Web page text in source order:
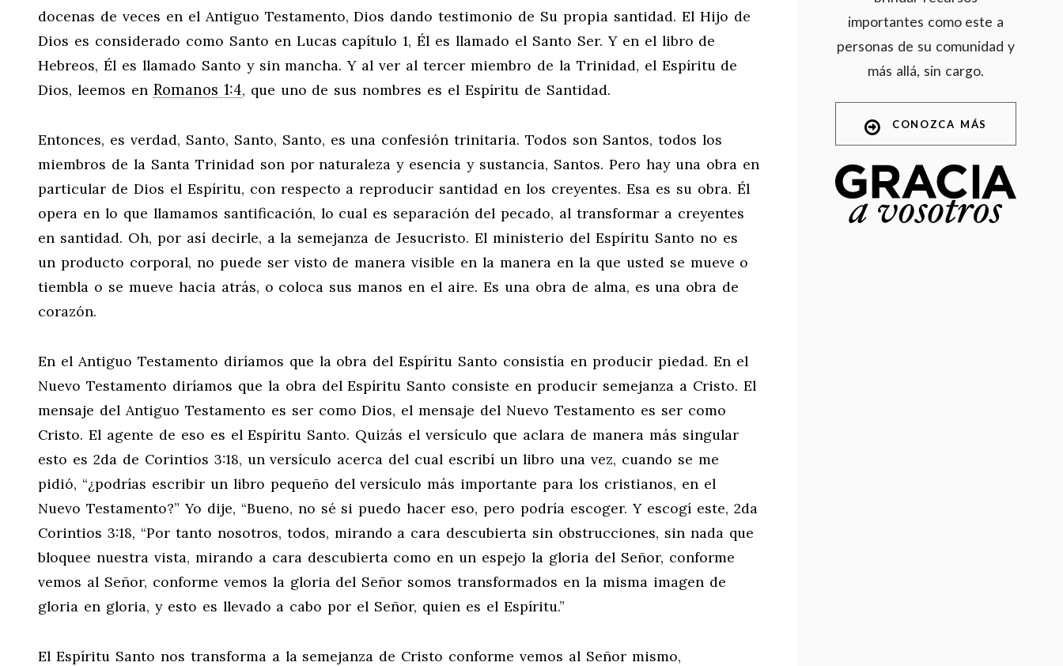
docenas de veces en el Antiguo Testamento, Dios dando testimonio de Su propia santidad. El Hijo de
Dios es considerado como Santo en Lucas capítulo 1, Él es llamado el Santo Ser. Y en el libro de
Hebreos, Él es llamado Santo y sin mancha. Y al ver al tercer miembro de la Trinidad, el Espíritu de
Dios, leemos en Romanos 1:4, que uno de sus nombres es el Espíritu de Santidad.
Entonces, es verdad, Santo, Santo, Santo, es una confesión trinitaria. Todos son Santos, todos los
miembros de la Santa Trinidad son por naturaleza y esencia y sustancia, Santos. Pero hay una obra en
particular de Dios el Espíritu, con respecto a reproducir santidad en los creyentes. Esa es su obra. Él
opera en lo que llamamos santificación, lo cual es separación del pecado, al transformar a creyentes
en santidad. Oh, por así decirle, a la semejanza de Jesucristo. El ministerio del Espíritu Santo no es
un producto corporal, no puede ser visto de manera visible en la manera en la que usted se mueve o
tiembla o se mueve hacia atrás, o coloca sus manos en el aire. Es una obra de alma, es una obra de
corazón.
En el Antiguo Testamento diríamos que la obra del Espíritu Santo consistía en producir piedad. En el
Nuevo Testamento diríamos que la obra del Espíritu Santo consiste en producir semejanza a Cristo. El
mensaje del Antiguo Testamento es ser como Dios, el mensaje del Nuevo Testamento es ser como
Cristo. El agente de eso es el Espíritu Santo. Quizás el versículo que aclara de manera más singular
esto es 2da de Corintios 3:18, un versículo acerca del cual escribí un libro una vez, cuando se me
pidió, “¿podrías escribir un libro pequeño del versículo más importante para los cristianos, en el
Nuevo Testamento?” Yo dije, “Bueno, no sé si puedo hacer eso, pero podría escoger. Y escogí este, 2da
Corintios 3:18, “Por tanto nosotros, todos, mirando a cara descubierta sin obstrucciones, sin nada que
bloquee nuestra vista, mirando a cara descubierta como en un espejo la gloria del Señor, conforme
vemos al Señor, conforme vemos la gloria del Señor somos transformados en la misma imagen de
gloria en gloria, y esto es llevado a cabo por el Señor, quien es el Espíritu.”
El Espíritu Santo nos transforma a la semejanza de Cristo conforme vemos al Señor mismo,
importantes como este a
personas de su comunidad y
más allá, sin cargo.
CONOZCA MÁS